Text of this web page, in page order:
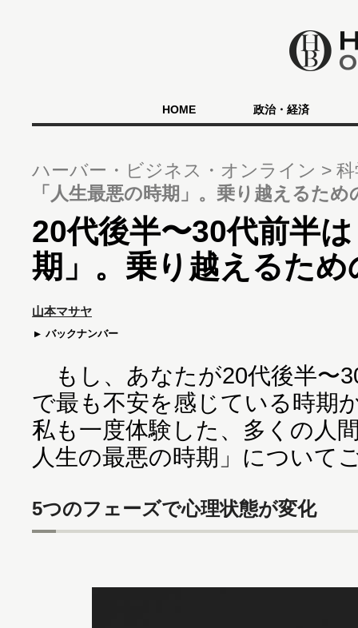
HOME 政治・経済
ハーバー・ビジネス・オンライン
「人生最悪の時期」。乗り越えるた
20代後半〜30代前半
期」。乗り越えるた
山本マサヤ
バックナンバー
もし、あなたが20代後半〜
で最も不安を感じている時期
私も一度体験した、多くの人
人生の最悪の時期」について
5つのフェーズで心理状態が変化